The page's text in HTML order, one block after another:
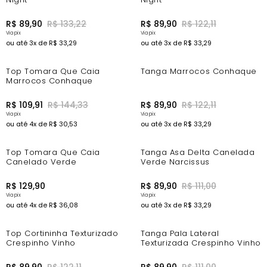
R$ 89,90 R$ 133,22
ou até3x deR$ 33,29
R$ 89,90 R$ 122,11
ou até3x deR$ 33,29
-15%
Top Tomara Que Caia
Marrocos Conhaque
R$ 109,91 R$ 144,33
ou até 4x deR$ 30,53
-18%
Tanga Marrocos Conhaque
R$ 89,90 R$ 122,11
ou até3x deR$ 33,29
Top Tomara Que Caia
Canelado Verde
R$ 129,90
ou até 4x deR$ 36,08
-10%
Tanga Asa Delta Canelada
Verde Narcissus
R$ 89,90 R$ 111,00
ou até3x deR$ 33,29
-18%
Top Cortininha Texturizado
Crespinho Vinho
-10%
Tanga Pala Lateral
Texturizada Crespinho Vinho